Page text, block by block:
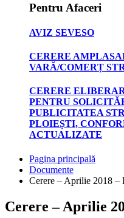
Pentru Afaceri
AVIZ SEVESO
CERERE
VARĂ/COMERȚ
CERERE
PENTRU
PUBLICITATEA
PLOIEȘTI,
ACTUALIZATE
Pagina principală
Documente
Cerere – Aprilie 2018 –
Cerere – Aprilie